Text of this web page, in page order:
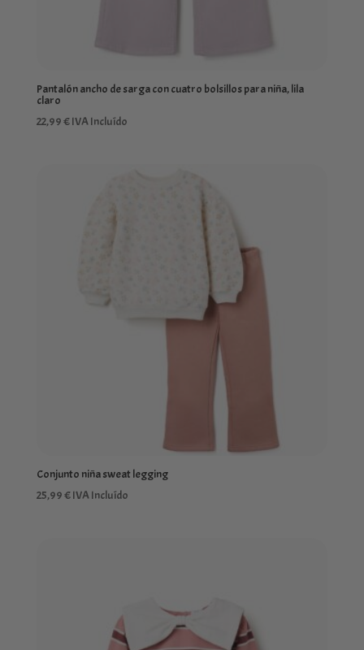
Pantalón ancho de sarga con cuatro bolsillos para niña, lila
claro
22,99€IVA Incluído
Conjunto niña sweat legging
25,99€IVA Incluído